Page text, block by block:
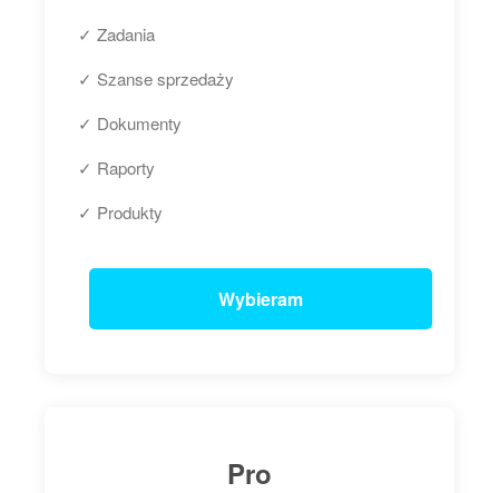
✓ Zadania
✓ Szanse sprzedaży
✓ Dokumenty
✓ Raporty
✓ Produkty
Wybieram
Pro